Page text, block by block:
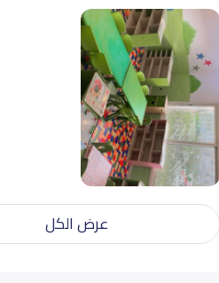
عرض الكل